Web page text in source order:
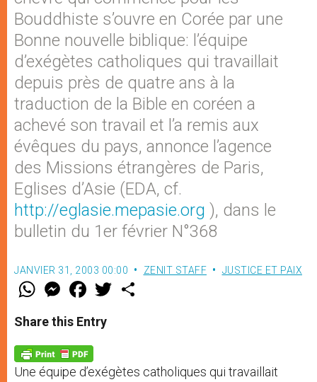
Bouddhiste s’ouvre en Corée par une
Bonne nouvelle biblique: l’équipe
d’exégètes catholiques qui travaillait
depuis près de quatre ans à la
traduction de la Bible en coréen a
achevé son travail et l’a remis aux
évêques du pays, annonce l’agence
des Missions étrangères de Paris,
Eglises d’Asie (EDA, cf.
http://eglasie.mepasie.org ), dans le
bulletin du 1er février N°368
JANVIER 31, 2003 00:00 ZENIT STAFF JUSTICE ET PAIX
W
t
s
p
p
M
e
s
e
g
e
r
F
a
e
b
o
k
w
Share this Entry
Une équipe d’exégètes catholiques qui travaillait